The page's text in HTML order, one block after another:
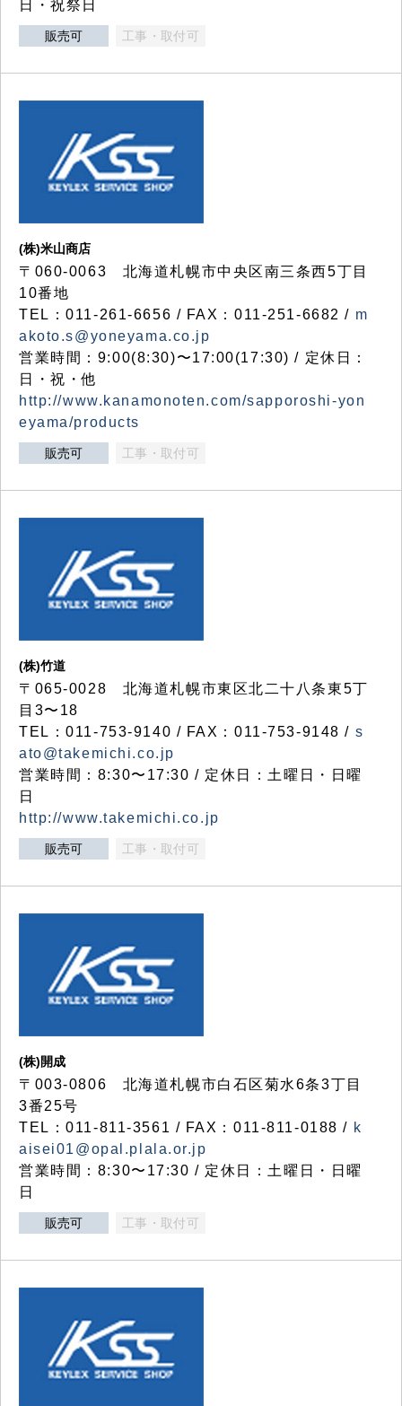
日・祝祭日
販売可 工事・取付可
(株)米山商店
〒060-0063 北海道札幌市中央区南三条西5丁目
10番地
TEL：011-261-6656 / FAX：011-251-6682 / m
akoto.s@yoneyama.co.jp
営業時間：9:00(8:30)〜17:00(17:30) / 定休日：
日・祝・他
http://www.kanamonoten.com/sapporoshi-yon
eyama/products
販売可 工事・取付可
(株)竹道
〒065-0028 北海道札幌市東区北二十八条東5丁
目3〜18
TEL：011-753-9140 / FAX：011-753-9148 / s
ato@takemichi.co.jp
営業時間：8:30〜17:30 / 定休日：土曜日・日曜
日
http://www.takemichi.co.jp
販売可 工事・取付可
(株)開成
〒003-0806 北海道札幌市白石区菊水6条3丁目
3番25号
TEL：011-811-3561 / FAX：011-811-0188 / k
aisei01@opal.plala.or.jp
営業時間：8:30〜17:30 / 定休日：土曜日・日曜
日
販売可 工事・取付可